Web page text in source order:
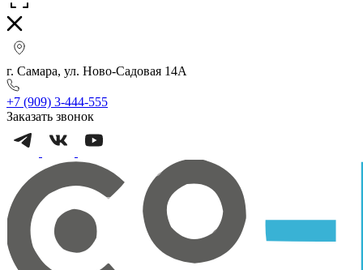
г. Самара, ул. Ново-Садовая 14А
+7 (909) 3-444-555
Заказать звонок